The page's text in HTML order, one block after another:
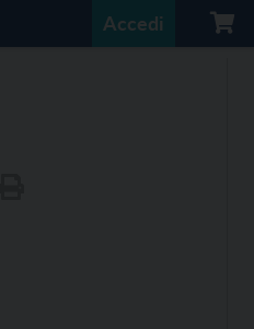
Accedi